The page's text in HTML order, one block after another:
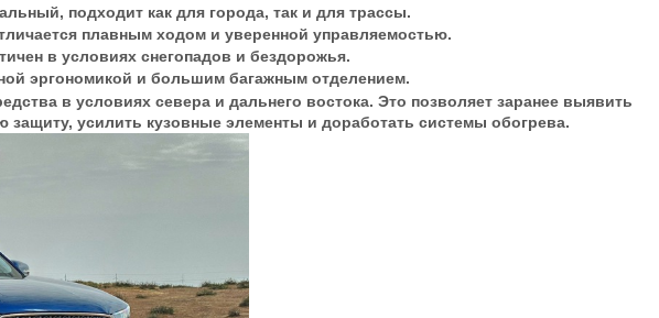
подходит как для города, так и для трассы.
плавным ходом и уверенной управляемостью.
в условиях снегопадов и бездорожья.
эргономикой и большим багажным отделением.
в условиях севера и дальнего востока. Это позволяет заранее выявить
защиту, усилить кузовные элементы и доработать системы обогрева.